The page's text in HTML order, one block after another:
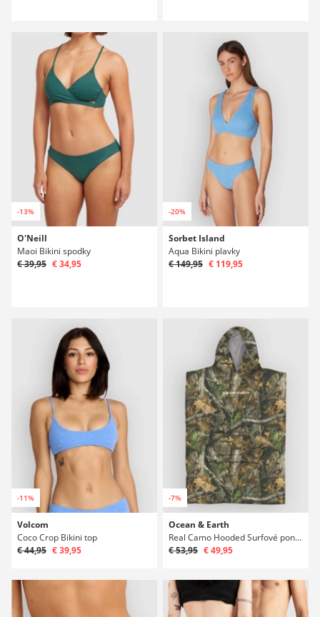
-13%
O'Neill
Maoi Bikini spodky
€ 39,95 € 34,95
-20%
Sorbet Island
Aqua Bikini plavky
€ 149,95 € 119,95
-11%
Volcom
Coco Crop Bikini top
€ 44,95 € 39,95
-7%
Ocean & Earth
Real Camo Hooded Surfové poncho
€ 53,95 € 49,95